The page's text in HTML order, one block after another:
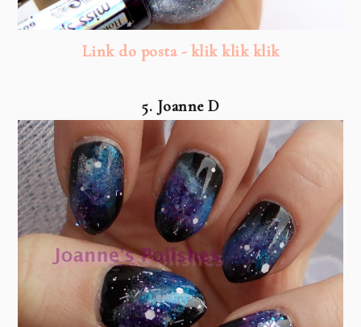
Link do posta - klik klik klik
5. Joanne D